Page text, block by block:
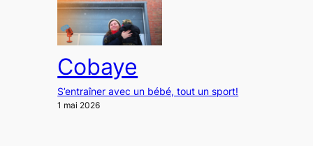
Cobaye
S’entraîner avec un bébé, tout un sport!
1 mai 2026